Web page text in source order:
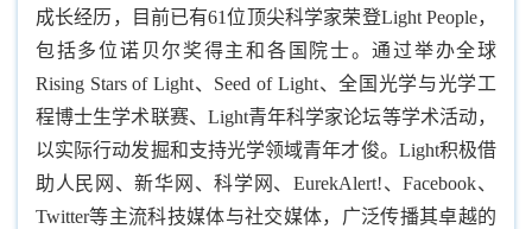
成长经历，目前已有61位顶尖科学家荣登Light People，
包括多位诺贝尔奖得主和各国院士。通过举办全球
Rising Stars of Light、Seed of Light、全国光学与光学工
程博士生学术联赛、Light青年科学家论坛等学术活动，
以实际行动发掘和支持光学领域青年才俊。Light积极借
助人民网、新华网、科学网、EurekAlert!、Facebook、
Twitter等主流科技媒体与社交媒体，广泛传播其卓越的